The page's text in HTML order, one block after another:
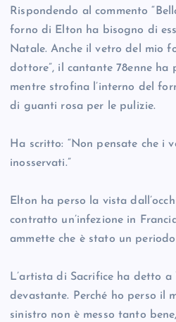
Rispondendo al commento
forno di Elton ha bisogno di
Natale. Anche il vetro del mio
dottore”, il cantante 78enne
mentre strofina l’interno del
di guanti rosa per le pulizie.
Ha scritto: “Non pensate che i
inosservati.”
Elton ha perso la vista
contratto un’infezione in
ammette che è stato un periodo
L’artista di Sacrifice ha detto a
devastante. Perché ho perso il
sinistro non è messo tanto